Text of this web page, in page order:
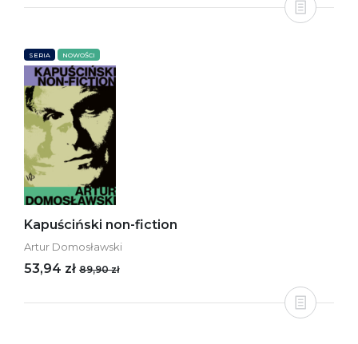
SERIA NOWOŚCI
Kapuściński non-fiction
Artur Domosławski
53,94 zł 89,90 zł